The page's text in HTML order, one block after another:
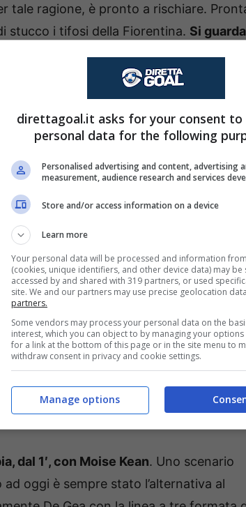
tale ragione, è pronto a rischiare.
stucco i tifosi della Fiorentina. Si guarda
cambiare volto: occhio alla sorpresa,
Lecce
Ma si sa come nel calcio e in questo
tutto possa accadere. E così
al ‘Franchi’nell’ormai imminente 10ima
mentre la X a 3,80. Addirittura a 5,75 il
il ‘
ben pagato.
l’attacco
corpo e consistenza all’attacco della
una mini rivoluzione proprio nel
tornare a segnare con più facilità e,
dal 1′, con Moise Kean. Uno scenario
oggi è sempre stato l’alternativa al
direttagoal.it asks for your consent to
personal data for the following
Personalised advertising and content, advertising
measurement, audience research and services
Store and/or access information on a device
Learn more
Your personal data will be processed and information
(cookies, unique identifiers, and other device data) may be
accessed by and shared with 319 partners, or used
site. We and our partners may use precise geolocation
partners.
Some vendors may process your personal data on the
interest, which you can object to by managing your
for a link at the bottom of this page or in the site menu to
withdraw consent in privacy and cookie settings.
Manage options